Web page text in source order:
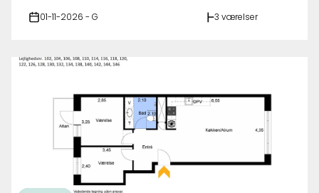
01-11-2026 - G 3 værelser